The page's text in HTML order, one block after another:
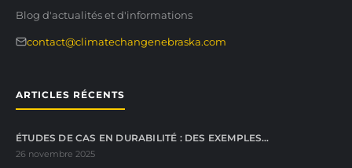
Blog d'actualités et d'informations
contact@climatechangenebraska.com
ARTICLES RÉCENTS
ÉTUDES DE CAS EN DURABILITÉ : DES EXEMPLES…
26 novembre 2025